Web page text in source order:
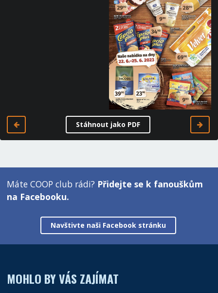
Stáhnout jako PDF
Máte COOP club rádi? Přidejte se k fanouškům
na Facebooku.
Navštivte naši Facebook stránku
MOHLO BY VÁS ZAJÍMAT